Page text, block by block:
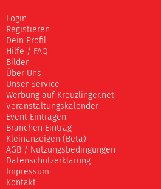
Login
Registieren
Dein Profil
Hilfe / FAQ
Bilder
Über Uns
Unser Service
Werbung auf Kreuzlinger.net
Veranstaltungskalender
Event Eintragen
Branchen Eintrag
Kleinanzeigen (Beta)
AGB / Nutzungsbedingungen
Datenschutzerklärung
Impressum
Kontakt